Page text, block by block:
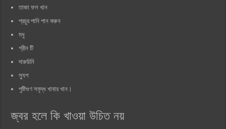
তাজা ফল খান
প্রচুর পানি পান করুন
মধু
গ্রীন টি
দারুচিনি
স্যুপ
পুষ্টিগুণ সমৃদ্ধ খাবার খান।
জ্বর হলে কি খাওয়া উচিত নয়